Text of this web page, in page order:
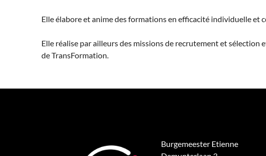
Elle élabore et anime des formations en efficacité individuelle et
Elle réalise par ailleurs des missions de recrutement et
de TransFormation.
Burgemeester Etienne